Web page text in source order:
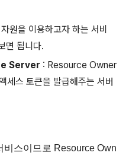
원을 이용하고자 하는 서비
면 됩니다.
Server : Resource Owner
스 토큰을 발급해주는 서버
스이므로 Resource Own